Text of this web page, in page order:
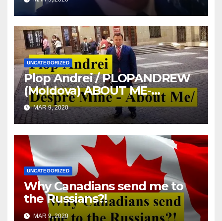
UNCATEGORIZED
Plop Andrei / PLOPANDREW
(Moldova) ABOUT ME-
DESPRE MINE
MAR 9, 2020
UNCATEGORIZED
Why Canadians send me to
the Russians?!
MAR 9, 2020